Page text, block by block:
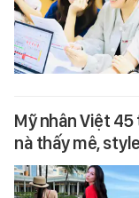
Mỹ nhân Việt
nà thấy mê,